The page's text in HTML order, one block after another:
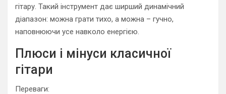
гітару. Такий інструмент дає ширший динамічний
діапазон: можна грати тихо, а можна – гучно,
наповнюючи усе навколо енергією.
Плюси і мінуси класичної
гітари
Переваги: